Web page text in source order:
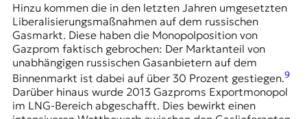
Hinzu kommen die in den letzten Jahren umgesetzten
Liberalisierungsmaßnahmen auf dem russischen
Gasmarkt. Diese haben die Monopolposition von
Gazprom faktisch gebrochen: Der Marktanteil von
unabhängigen russischen Gasanbietern auf dem
Binnenmarkt ist dabei auf über 30 Prozent gestiegen.9
Darüber hinaus wurde 2013 Gazproms Exportmonopol
im LNG-Bereich abgeschafft. Dies bewirkt einen